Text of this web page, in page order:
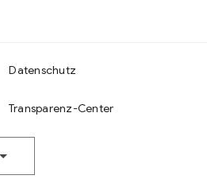
Datenschutz
Transparenz-Center